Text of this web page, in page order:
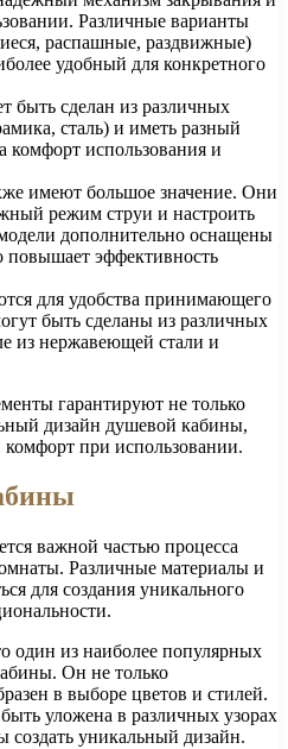
Различные варианты
распашные, раздвижные)
удобный для конкретного
быть сделан из различных
сталь) и иметь разный
комфорт использования и
имеют большое значение. Они
режим струи и настроить
дополнительно оснащены
повышает эффективность
для удобства принимающего
быть сделаны из различных
из нержавеющей стали и
гарантируют не только
дизайн душевой кабины,
при использовании.
важной частью процесса
Различные материалы и
для создания уникального
один из наиболее популярных
Он не только
в выборе цветов и стилей.
уложена в различных узорах
создать уникальный дизайн.